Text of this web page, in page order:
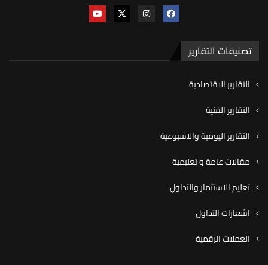
تصنيفات التقارير
التقارير الاقتصادية
التقارير الفنية
التقارير اليومية والاسبوعية
مقالات عامة و تعليمية
تعليم الاستثمار والتداول
اشعارات التداول
العملات الرقمية